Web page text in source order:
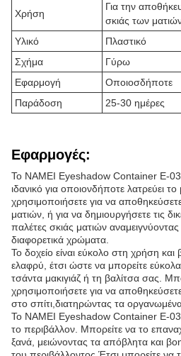
Χρήση
Για την
σκιάς των
Υλικό
Πλαστικό
Σχήμα
Γύρω
Εφαρμογή
Οποιοσδήποτε
Παράδοση
25-30 ημέρες
Εφαρμογές:
Το NAMEI Eyeshadow Container E-
ιδανικό για οποιονδήποτε λατρεύει
χρησιμοποιήσετε για να
ματιών, ή για να δημιουργήσετε τις
παλέτες σκιάς ματιών αναμειγνύοντας
διαφορετικά χρώματα.
Το δοχείο είναι εύκολο στη χρήση και
ελαφρύ, έτσι ώστε να μπορείτε
τσάντα μακιγιάζ ή τη βαλίτσα σας.
χρησιμοποιήσετε για να
στο σπίτι,διατηρώντας τα
Το NAMEI Eyeshadow Container E-037
το περιβάλλον. Μπορείτε να το
ξανά, μειώνοντας τα απόβλητα και